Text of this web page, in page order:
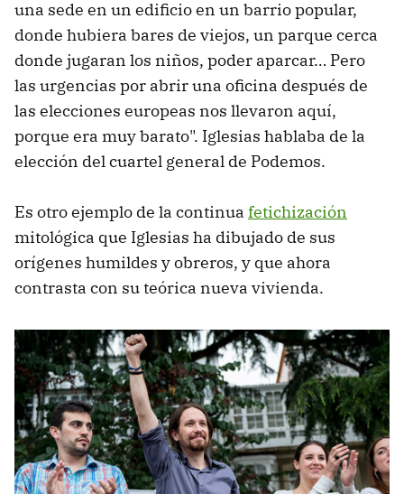
una sede en un edificio en un barrio popular,
donde hubiera bares de viejos, un parque cerca
donde jugaran los niños, poder aparcar… Pero
las urgencias por abrir una oficina después de
las elecciones europeas nos llevaron aquí,
porque era muy barato". Iglesias hablaba de la
elección del cuartel general de Podemos.
Es otro ejemplo de la continua fetichización
mitológica que Iglesias ha dibujado de sus
orígenes humildes y obreros, y que ahora
contrasta con su teórica nueva vivienda.